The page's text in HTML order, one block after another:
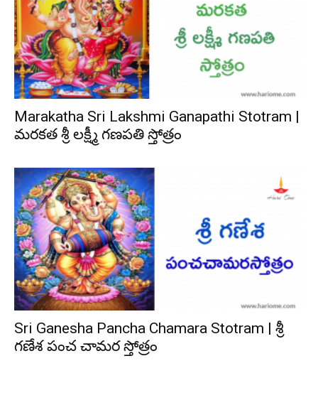
Marakatha Sri Lakshmi Ganapathi Stotram |
మరకత శ్రీ లక్ష్మీ గణపతి స్తోత్రం
Sri Ganesha Pancha Chamara Stotram | శ్రీ
గణేశ పంచ చామర స్తోత్రం